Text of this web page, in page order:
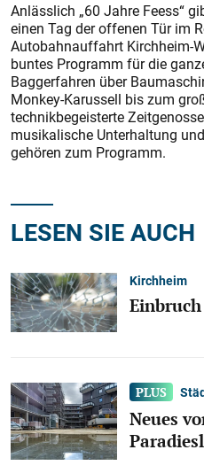
Anlässlich „60 Jahre Feess“
einen Tag der offenen Tür im
Autobahnauffahrt Kirchheim-
buntes Programm für die
Baggerfahren über
Monkey-Karussell bis zum
technikbegeisterte
musikalische Unterhaltung
gehören zum Programm.
LESEN SIE AUCH
Kirchheim
Neues